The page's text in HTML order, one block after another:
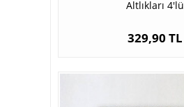
Altlıkları 4'lü
329,90 TL